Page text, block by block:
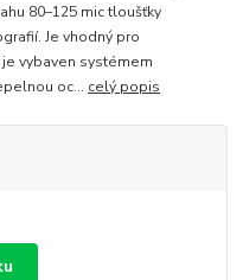
80–125 mic tloušťky
Je vhodný pro
vybaven systémem
oc... celý popis